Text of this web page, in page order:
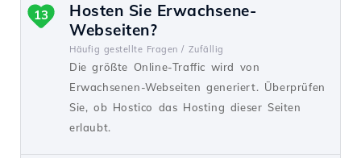
Hosten Sie Erwachsene-
Webseiten?
Häufig gestellte Fragen / Zufällig
Die größte Online-Traffic wird von
Erwachsenen-Webseiten generiert. Überprüfen
Sie, ob Hostico das Hosting dieser Seiten
erlaubt.
13